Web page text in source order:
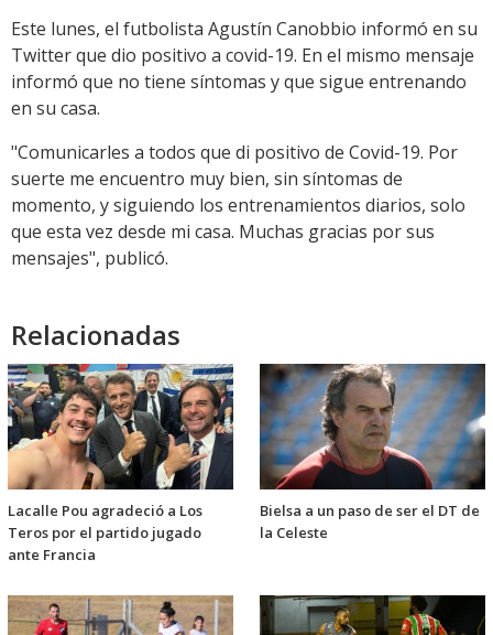
Link
Este lunes, el futbolista Agustín Canobbio informó en su
Twitter que dio positivo a covid-19. En el mismo mensaje
informó que no tiene síntomas y que sigue entrenando
en su casa.
"Comunicarles a todos que di positivo de Covid-19. Por
suerte me encuentro muy bien, sin síntomas de
momento, y siguiendo los entrenamientos diarios, solo
que esta vez desde mi casa. Muchas gracias por sus
mensajes", publicó.
Relacionadas
Lacalle Pou agradeció a Los
Teros por el partido jugado
ante Francia
Bielsa a un paso de ser el DT de
la Celeste